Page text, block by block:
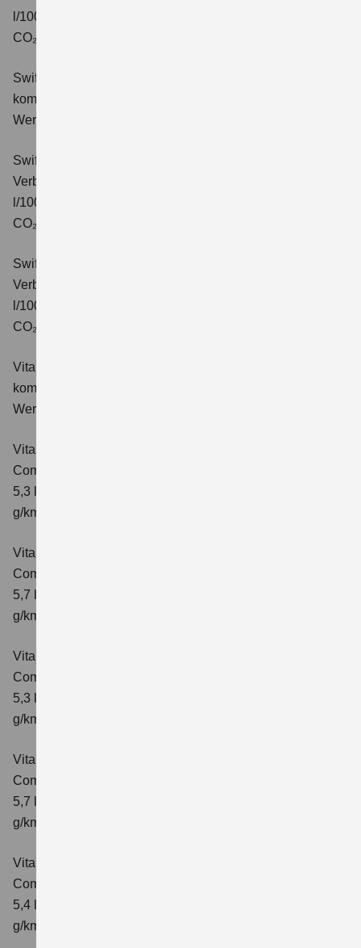
l/100km; kombinierter Wert der CO₂-Emission: 110 g/km;
CO₂-Klasse: C.
Swift 1.2 DUALJET HYBRID Comfort+
kombinierter Energieverbrauch 4,4 l/100km; kombinierter
Wert der CO₂-Emission: 99 g/km; CO₂-Klasse: C.
Swift 1.2 DUALJET HYBRID CVT Comfort+
Verbrauchswerte: kombinierter Energieverbrauch 4,7
l/100km; kombinierter Wert der CO₂-Emission: 106 g/km;
CO₂-Klasse: C.
Swift 1.2 DUALJET HYBRID ALLGRIP Comfort+
Verbrauchswerte: kombinierter Energieverbrauch 4,9
l/100km; kombinierter Wert der CO₂-Emission: 110 g/km;
CO₂-Klasse: C.
Vitara 1.4 BOOSTERJET HYBRID Club
kombinierter Energieverbrauch 5,3 l/100km; kombinierter
Wert der CO₂-Emission: 119 g/km; CO₂-Klasse: D
Vitara 1.4 BOOSTERJET HYBRID
Comfort
5,3 l/100km; kombinierter Wert der CO₂-Emission: 119
g/km; CO₂-Klasse: D
Vitara 1.4 BOOSTERJET HYBRID AT
Comfort
5,7 l/100 km; kombinierter Wert der CO₂-Emission: 129
g/km; CO₂-Klasse: D
Vitara 1.4 BOOSTERJET HYBRID
Comfort+
5,3 l/100km; kombinierter Wert der CO₂-Emission: 120
g/km; CO₂-Klasse: D
Vitara 1.4 BOOSTERJET HYBRID AT
Comfort+
5,7 l/100km; kombinierter Wert der CO₂-Emission: 130
g/km; CO₂-Klasse: D
Vitara 1.4 BOOSTERJET HYBRID ALLGRIP
Comfort
5,4 l/100km; kombinierter Wert der CO₂-Emission: 129
g/km; CO₂-Klasse: D